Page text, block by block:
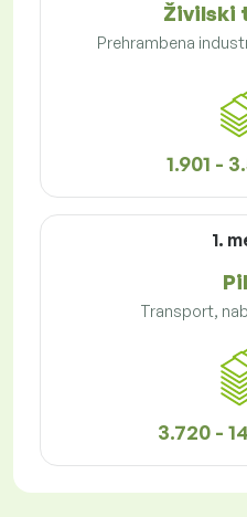
Živilski
Prehrambena
1.901 -
1.
Transport,
3.720 -